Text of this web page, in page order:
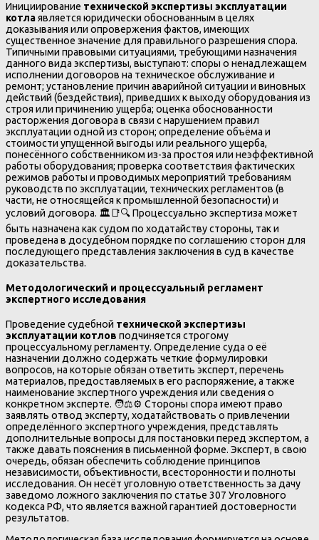
Инициирование технической экспертизы эксплуатации
котлаявляется юридически обоснованным в целях
доказывания или опровержения фактов, имеющих
существенное значение для правильного разрешения спора.
Типичными правовыми ситуациями, требующими назначения
данного вида экспертизы, выступают: споры о ненадлежащем
исполнении договоров на техническое обслуживание и
ремонт; установление причин аварийной ситуации и виновных
действий (бездействия), приведших к выходу оборудования из
строя или причинению ущерба; оценка обоснованности
расторжения договора в связи с нарушением правил
эксплуатации одной из сторон; определение объёма и
стоимости упущенной выгоды или реального ущерба,
понесённого собственником из-за простоя или неэффективной
работы оборудования; проверка соответствия фактических
режимов работы и проводимых мероприятий требованиям
руководств по эксплуатации, технических регламентов (в
части, не относящейся к промышленной безопасности) и
условий договора. 🏛️📑🔍 Процессуально экспертиза может
быть назначена как судом по ходатайству стороны, так и
проведена в досудебном порядке по соглашению сторон для
последующего представления заключения в суд в качестве
доказательства.
Методологический и процессуальный регламент
экспертного исследования
Проведение судебной технической экспертизы
эксплуатации котлов подчиняется строгому
процессуальному регламенту. Определение суда о её
назначении должно содержать четкие формулировки
вопросов, на которые обязан ответить эксперт, перечень
материалов, предоставляемых в его распоряжение, а также
наименование экспертного учреждения или сведения о
конкретном эксперте. 🧑⚖️⚙️ Стороны спора имеют право
заявлять отвод эксперту, ходатайствовать о привлечении
определённого экспертного учреждения, представлять
дополнительные вопросы для постановки перед экспертом, а
также давать пояснения в письменной форме. Эксперт, в свою
очередь, обязан обеспечить соблюдение принципов
независимости, объективности, всесторонности и полноты
исследования. Он несёт уголовную ответственность за дачу
заведомо ложного заключения по статье 307 Уголовного
кодекса РФ, что является важной гарантией достоверности
результатов.